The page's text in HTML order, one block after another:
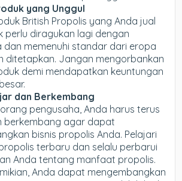
yang Unggul
British Propolis yang Anda jual
perlu diragukan lagi dengan
dan memenuhi standar dari eropa
ditetapkan. Jangan mengorbankan
demi mendapatkan keuntungan
dan Berkembang
pengusaha, Anda harus terus
berkembang agar dapat
bisnis propolis Anda. Pelajari
terbaru dan selalu perbarui
Anda tentang manfaat propolis.
Anda dapat mengembangkan